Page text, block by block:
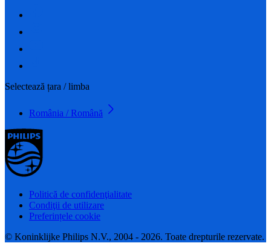
Selectează țara / limba
România / Română
Politică de confidenţialitate
Condiţii de utilizare
Preferințele cookie
© Koninklijke Philips N.V., 2004 - 2026. Toate drepturile rezervate.